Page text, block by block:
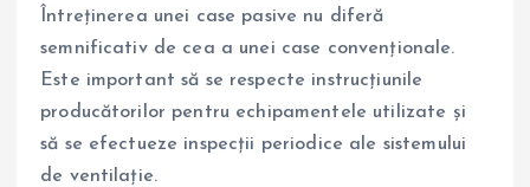
Întreținerea unei case pasive nu diferă
semnificativ de cea a unei case convenționale.
Este important să se respecte instrucțiunile
producătorilor pentru echipamentele utilizate și
să se efectueze inspecții periodice ale sistemului
de ventilație.